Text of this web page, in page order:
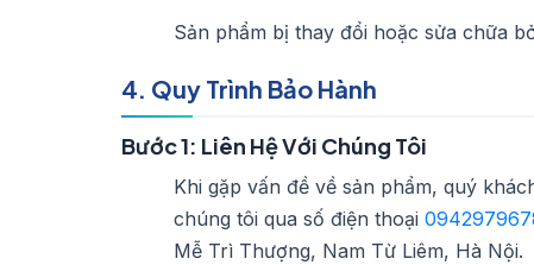
Sản phẩm bị thay đổi hoặc sửa chữa
4. Quy Trình Bảo Hành
Bước 1: Liên Hệ Với Chúng Tôi
Khi gặp vấn đề về sản phẩm, quý
chúng tôi qua số điện thoại
Mễ Trì Thượng, Nam Từ Liêm, Hà Nội.